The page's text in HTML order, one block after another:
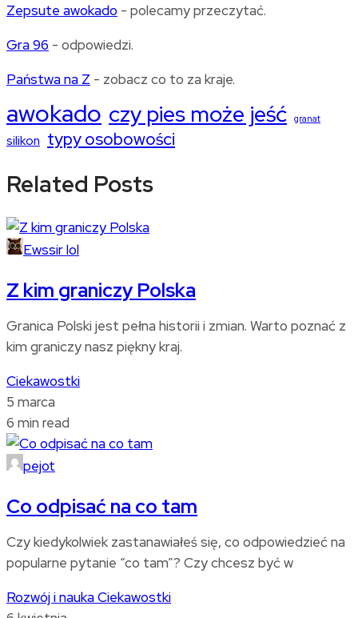
Zepsute awokado - polecamy przeczytać.
Gra 96 - odpowiedzi.
Państwa na Z - zobacz co to za kraje.
awokado czy pies może jeść granat
silikon typy osobowości
Related Posts
Ewssir lol
Z kim graniczy Polska
Granica Polski jest pełna historii i zmian. Warto poznać z
kim graniczy nasz piękny kraj.
Ciekawostki
5 marca
6 min read
pejot
Co odpisać na co tam
Czy kiedykolwiek zastanawiałeś się, co odpowiedzieć na
popularne pytanie “co tam”? Czy chcesz być w
Rozwój i naukaCiekawostki